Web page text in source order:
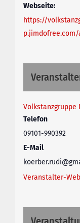
Webseite:
https://
Volkstanzgruppe
Telefon
09101-990392
E-Mail
Veranstalter-